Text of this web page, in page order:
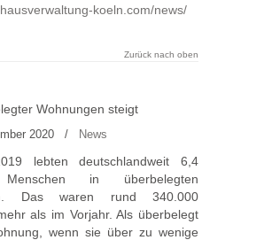
koeln.com/news/
Zurück nach oben
Wohnungen steigt
2020 / News
lebten deutschlandweit 6,4
in überbelegten
Das waren rund 340.000
als im Vorjahr. Als überbelegt
wenn sie über zu wenige